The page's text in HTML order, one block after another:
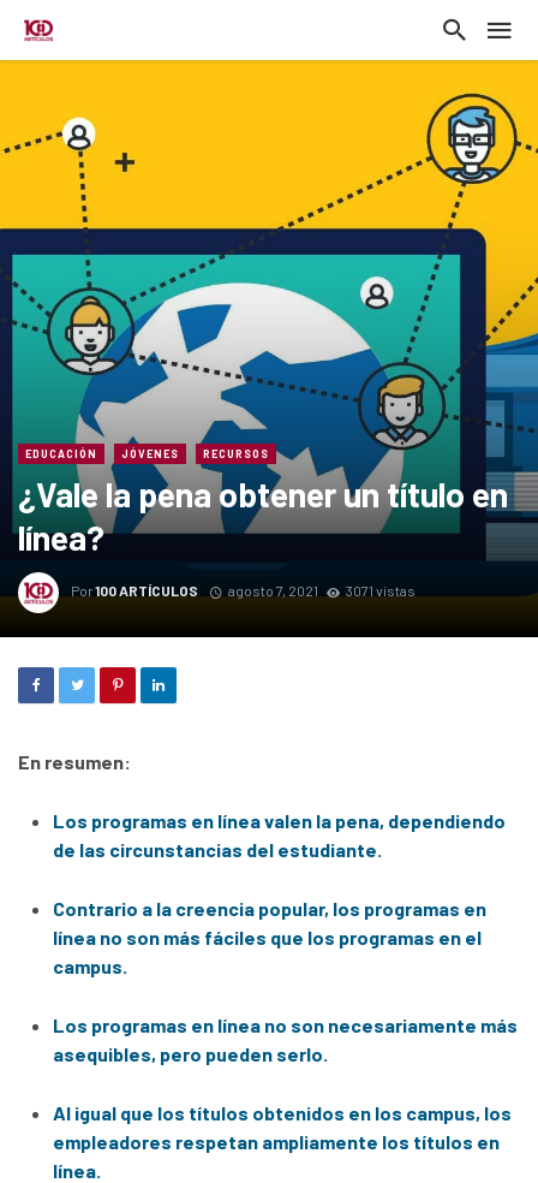
EDUCACIÓN JÓVENES RECURSOS
¿Vale la pena obtener un título en
línea?
Por100 ARTÍCULOS agosto 7, 2021 3071 vistas
En resumen:
Los programas en línea valen la pena, dependiendo
de las circunstancias del estudiante.
Contrario a la creencia popular, los programas en
línea no son más fáciles que los programas en el
campus.
Los programas en línea no son necesariamente más
asequibles, pero pueden serlo.
Al igual que los títulos obtenidos en los campus, los
empleadores respetan ampliamente los títulos en
línea.